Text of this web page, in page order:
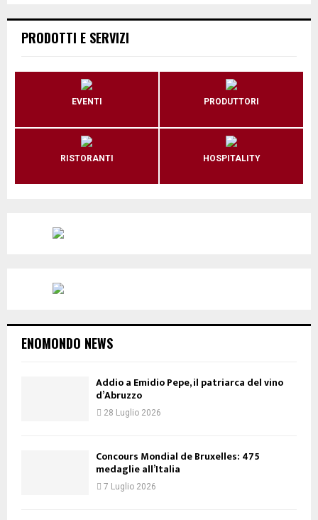
PRODOTTI E SERVIZI
EVENTI PRODUTTORI
RISTORANTI HOSPITALITY
ENOMONDO NEWS
Addio a Emidio Pepe, il patriarca del vino
d’Abruzzo
28 Luglio 2026
Concours Mondial de Bruxelles: 475
medaglie all’Italia
7 Luglio 2026